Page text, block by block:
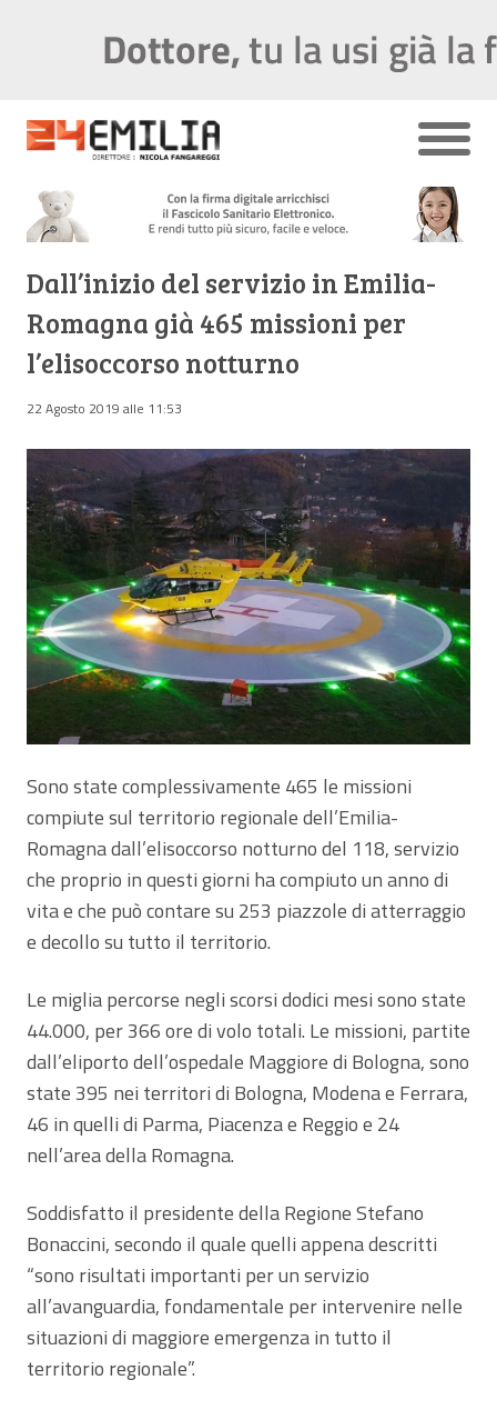
Dall’inizio del servizio in Emilia-
Romagna già 465 missioni per
l’elisoccorso notturno
22 Agosto 2019 alle 11:53
Sono state complessivamente 465 le missioni
compiute sul territorio regionale dell’Emilia-
Romagna dall’elisoccorso notturno del 118, servizio
che proprio in questi giorni ha compiuto un anno di
vita e che può contare su 253 piazzole di atterraggio
e decollo su tutto il territorio.
Le miglia percorse negli scorsi dodici mesi sono state
44.000, per 366 ore di volo totali. Le missioni, partite
dall’eliporto dell’ospedale Maggiore di Bologna, sono
state 395 nei territori di Bologna, Modena e Ferrara,
46 in quelli di Parma, Piacenza e Reggio e 24
nell’area della Romagna.
Soddisfatto il presidente della Regione Stefano
Bonaccini, secondo il quale quelli appena descritti
“sono risultati importanti per un servizio
all’avanguardia, fondamentale per intervenire nelle
situazioni di maggiore emergenza in tutto il
territorio regionale”.